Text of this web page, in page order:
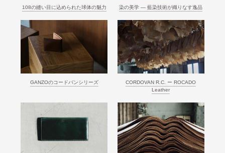
108の縫い目に込められた球体の魅力 染の美学 ― 藍染技術が織りなす逸品
GANZOのコードバンシリーズ
CORDOVAN R.C. ー ROCADO
Leather